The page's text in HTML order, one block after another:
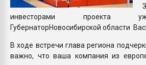
инвесторами проекта
ГубернаторНовосибирской области
В ходе встречи глава региона
важно, что ваша компания из